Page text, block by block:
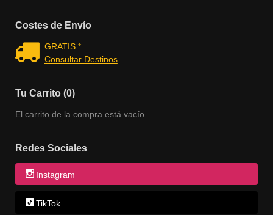
Costes de Envío
GRATIS *
Consultar Destinos
Tu Carrito (0)
El carrito de la compra está vacío
Redes Sociales
Instagram
TikTok